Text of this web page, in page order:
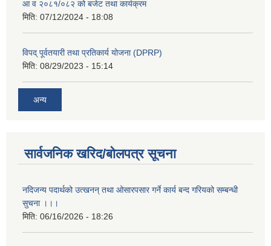
आ व २०८१/०८२ को बजेट तथा कार्यक्रम
मिति: 07/12/2024 - 18:08
विपद् पूर्वतयारी तथा प्रतिकार्य योजना (DPRP)
मिति: 08/29/2023 - 15:14
अन्य
सार्वजनिक खरिद/बोलपत्र सूचना
नदिजन्य पदार्थको उत्खनन् तथा ओसारपसार गर्ने कार्य बन्द गरियको सम्बन्धी
सुचना ।।।
मिति: 06/16/2026 - 18:26